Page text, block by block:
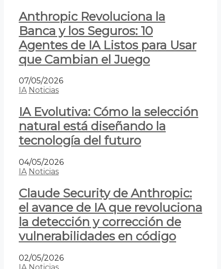
Anthropic Revoluciona la
Banca y los Seguros: 10
Agentes de IA Listos para Usar
que Cambian el Juego
07/05/2026
IA Noticias
IA Evolutiva: Cómo la selección
natural está diseñando la
tecnología del futuro
04/05/2026
IA Noticias
Claude Security de Anthropic:
el avance de IA que revoluciona
la detección y corrección de
vulnerabilidades en código
02/05/2026